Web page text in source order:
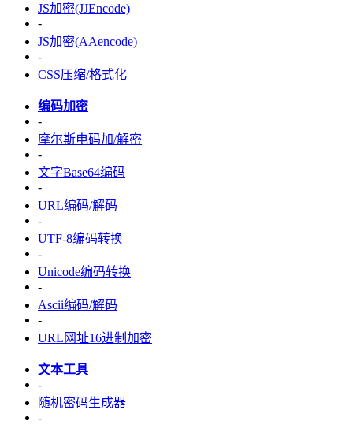
JS加密(JJEncode)
-
JS加密(AAencode)
-
CSS压缩/格式化
编码加密
-
摩尔斯电码加/解密
-
文字Base64编码
-
URL编码/解码
-
UTF-8编码转换
-
Unicode编码转换
-
Ascii编码/解码
-
URL网址16进制加密
文本工具
-
随机密码生成器
-